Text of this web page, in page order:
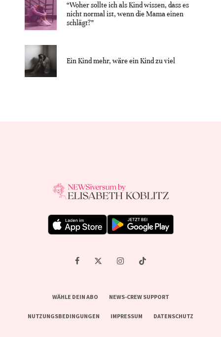
“Woher sollte ich als Kind wissen, dass es
nicht normal ist, wenn die Mama einen
schlägt?”
Ein Kind mehr, wäre ein Kind zu viel
WÄHLE DEIN ABO NEWS-CREW SUPPORT
NUTZUNGSBEDINGUNGEN IMPRESSUM DATENSCHUTZ